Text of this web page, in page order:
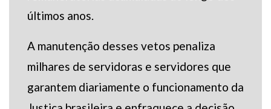
últimos anos.
A manutenção desses vetos penaliza
milhares de servidoras e servidores que
garantem diariamente o funcionamento da